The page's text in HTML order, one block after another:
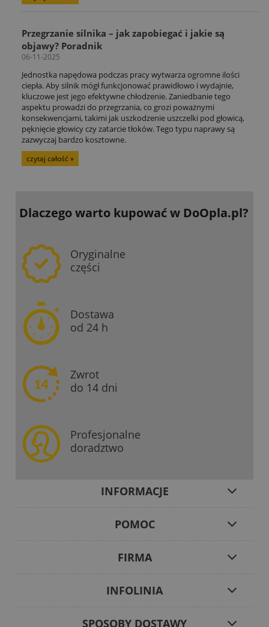
Przegrzanie silnika – jak zapobiegać i jakie są
objawy? Poradnik
06-11-2025
Jednostka napędowa podczas pracy wytwarza ogromne ilości
ciepła. Aby silnik mógł funkcjonować prawidłowo i wydajnie,
kluczowe jest jego efektywne chłodzenie. Zaniedbanie tego
aspektu prowadzi do przegrzania, co grozi poważnymi
konsekwencjami, takimi jak uszkodzenie uszczelki pod głowicą,
pęknięcie głowicy czy zatarcie tłoków. Tego typu naprawy są
zazwyczaj bardzo kosztowne.
czytaj całość »
Dlaczego warto kupowaćw DoOpla.pl?
Oryginalne
części
Dostawa
od 24 h
Zwrot
do 14 dni
Profesjonalne
doradztwo
INFORMACJE
POMOC
FIRMA
INFOLINIA
SPOSOBY DOSTAWY